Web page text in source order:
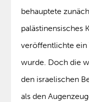
behauptete
palästinensisches
veröffentlichte ein
wurde. Doch die
den israelischen
als den